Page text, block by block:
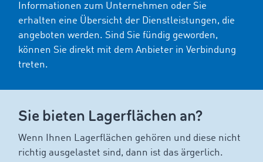
Informationen zum Unternehmen oder Sie
erhalten eine Übersicht der Dienstleistungen, die
angeboten werden. Sind Sie fündig geworden,
können Sie direkt mit dem Anbieter in Verbindung
treten.
Sie bieten Lagerflächen an?
Wenn Ihnen Lagerflächen gehören und diese nicht
richtig ausgelastet sind, dann ist das ärgerlich.